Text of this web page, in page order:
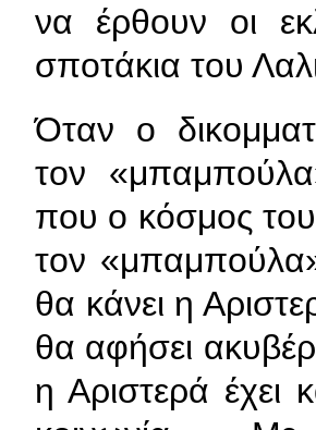
να έρθουν οι
σποτάκια του
Όταν ο
τον
που ο κόσμος
τον
θα κάνει η
θα αφήσει
η Αριστερά έχει